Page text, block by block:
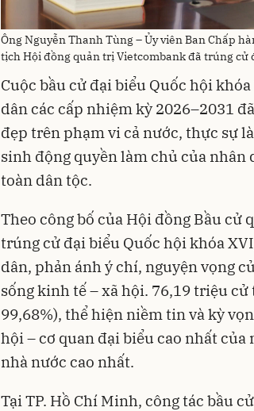
Ông Nguyễn Thanh Tùng – Ủy viên Ban Chấp
tịch Hội đồng quản trị Vietcombank đã trúng cử
Cuộc bầu cử đại biểu Quốc hội
dân các cấp nhiệm kỳ 2026–2031
đẹp trên phạm vi cả nước, thực sự
sinh động quyền làm chủ của nhân
toàn dân tộc.
Theo công bố của Hội đồng Bầu cử
trúng cử đại biểu Quốc hội khóa
dân, phản ánh ý chí, nguyện vọng
sống kinh tế – xã hội. 76,19 triệu
99,68%), thể hiện niềm tin và kỳ
hội – cơ quan đại biểu cao nhất
nhà nước cao nhất.
Tại TP. Hồ Chí Minh, công tác bầu